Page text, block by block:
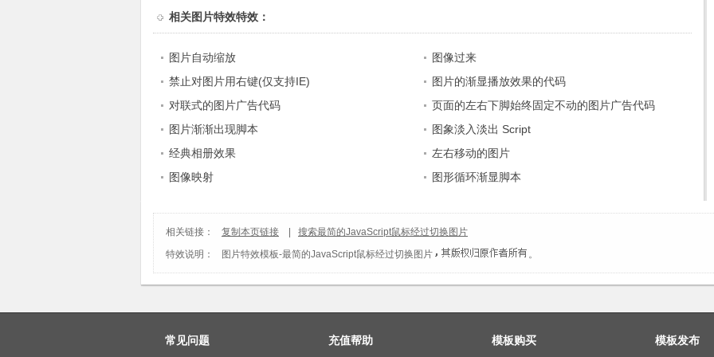
相关图片特效特效 ：
图片自动缩放
图像过来
禁止对图片用右键(仅支持IE)
图片的渐显播放效果的代码
对联式的图片广告代码
页面的左右下脚始终固定不动的图片广告代码
图片渐渐出现脚本
图象淡入淡出 Script
经典相册效果
左右移动的图片
图像映射
图形循环渐显脚本
相关链接： 复制本页链接
搜索最简的JavaScript鼠标经过切换图片
特效说明：
图片特效模板-最简的JavaScript鼠标经过切换图片 。
常见问题 充值帮助 模板购买 模板发布